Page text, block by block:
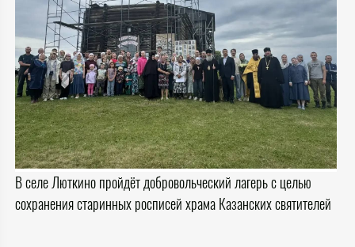
В селе Люткино пройдёт добровольческий лагерь с целью
сохранения старинных росписей храма Казанских святителей